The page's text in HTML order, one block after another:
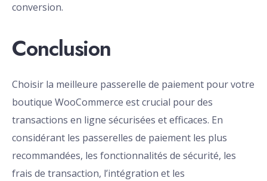
conversion.
Conclusion
Choisir la meilleure passerelle de paiement pour votre
boutique WooCommerce est crucial pour des
transactions en ligne sécurisées et efficaces. En
considérant les passerelles de paiement les plus
recommandées, les fonctionnalités de sécurité, les
frais de transaction, l’intégration et les